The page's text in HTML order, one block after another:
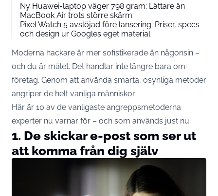
Ny Huawei-laptop väger 798 gram: Lättare än
MacBook Air trots större skärm
Pixel Watch 5 avslöjad före lansering: Priser, specs
och design ur Googles eget material
Moderna hackare är mer sofistikerade än någonsin –
och du är målet. Det handlar inte längre bara om
företag. Genom att använda smarta, osynliga metoder
angriper de helt vanliga människor.
Här är 10 av de vanligaste angreppsmetoderna
experter nu varnar för – och som används just nu.
1. De skickar e-post som ser ut
att komma från dig själv